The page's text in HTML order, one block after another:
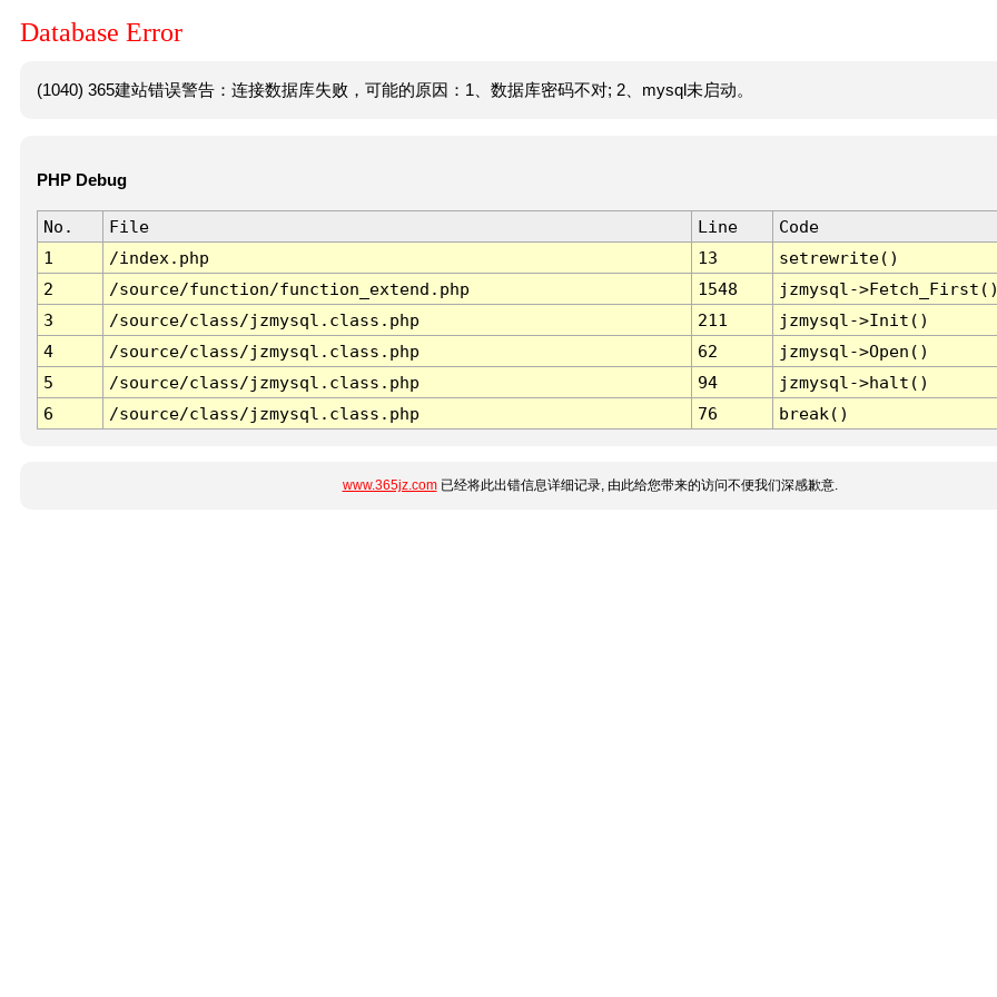
Database Error
(1040) 365建站错误警告：连接数据库失败，可能的原因：1、数据库密码不对; 2、mysql未启动。
PHP Debug
No. File Line
Code
1
/index.php 13
setrewrite()
2
/source/function/function_extend.php 1548
jzmysql-
3
/source/class/jzmysql.class.php 211
jzmysql->Init()
4
/source/class/jzmysql.class.php 62
jzmysql->Open()
5
/source/class/jzmysql.class.php 94
jzmysql->halt()
6
/source/class/jzmysql.class.php 76 break()
www.365jz.com已经将此出错信息详细记录, 由此给您带来的访问不便我们深感歉意.